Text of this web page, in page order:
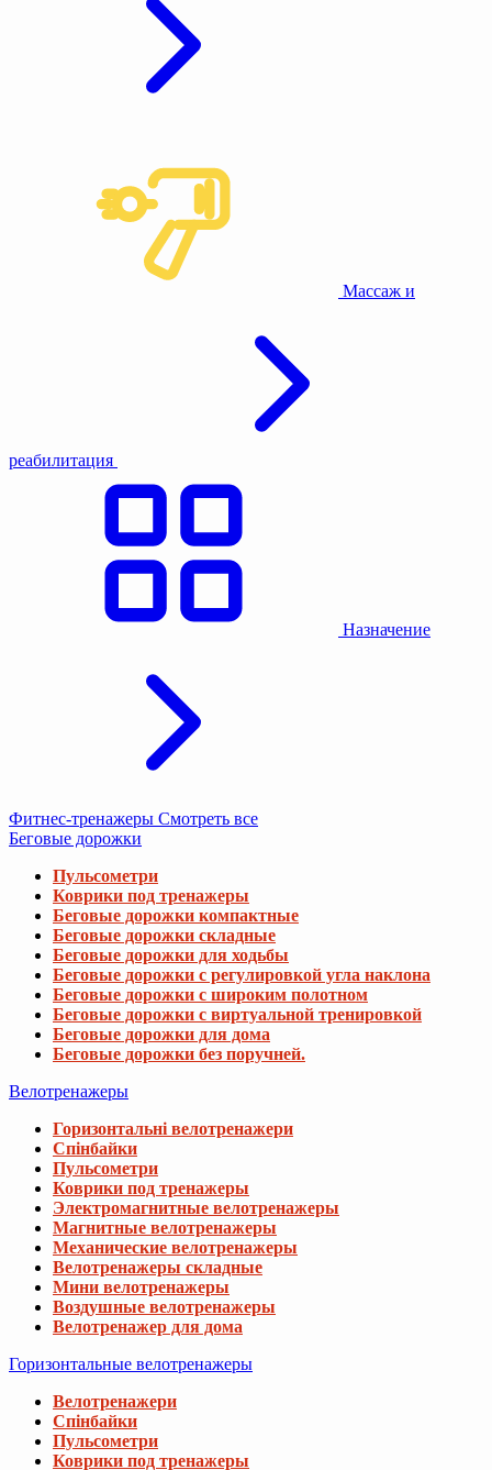
Массаж и
реабилитация
Назначение
Фитнес-тренажеры Смотреть все
Беговые дорожки
Пульсометри
Коврики под тренажеры
Беговые дорожки компактные
Беговые дорожки складные
Беговые дорожки для ходьбы
Беговые дорожки с регулировкой угла наклона
Беговые дорожки с широким полотном
Беговые дорожки с виртуальной тренировкой
Беговые дорожки для дома
Беговые дорожки без поручней.
Велотренажеры
Горизонтальні велотренажери
Спінбайки
Пульсометри
Коврики под тренажеры
Электромагнитные велотренажеры
Магнитные велотренажеры
Механические велотренажеры
Велотренажеры складные
Мини велотренажеры
Воздушные велотренажеры
Велотренажер для дома
Горизонтальные велотренажеры
Велотренажери
Спінбайки
Пульсометри
Коврики под тренажеры